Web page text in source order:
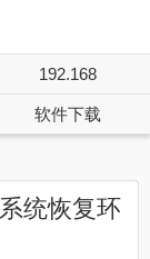
192.168
软件下载
统恢复环